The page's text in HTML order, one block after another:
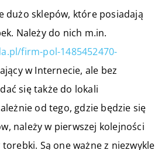
dużo sklepów, które posiadają
Należy do nich m.in.
firm-pol-1485452470-
w Internecie, ale bez
się także do lokali
od tego, gdzie będzie się
należy w pierwszej kolejności
Są one ważne z niezwykle